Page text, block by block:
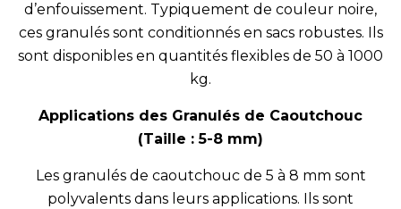
d’enfouissement. Typiquement de couleur noire,
ces granulés sont conditionnés en sacs robustes. Ils
sont disponibles en quantités flexibles de 50 à 1000
kg.
Applications des Granulés de Caoutchouc
(Taille : 5-8 mm)
Les granulés de caoutchouc de 5 à 8 mm sont
polyvalents dans leurs applications. Ils sont